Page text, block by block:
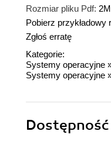
Rozmiar pliku Pdf:
Pobierz przykładowy
Zgłoś erratę
Kategorie:
Systemy operacyjne
Systemy operacyjne